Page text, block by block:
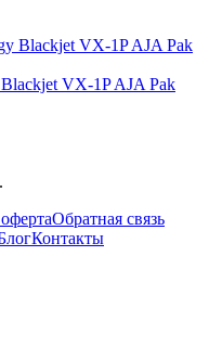
VX-1P AJA Pak
Обратная связь
Контакты